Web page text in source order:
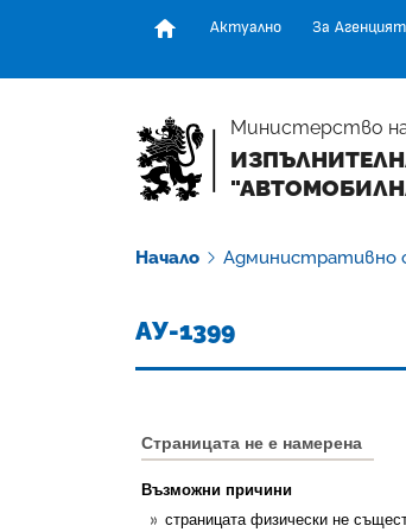
Актуално За
Министерство
Начало Административно
АУ-1399